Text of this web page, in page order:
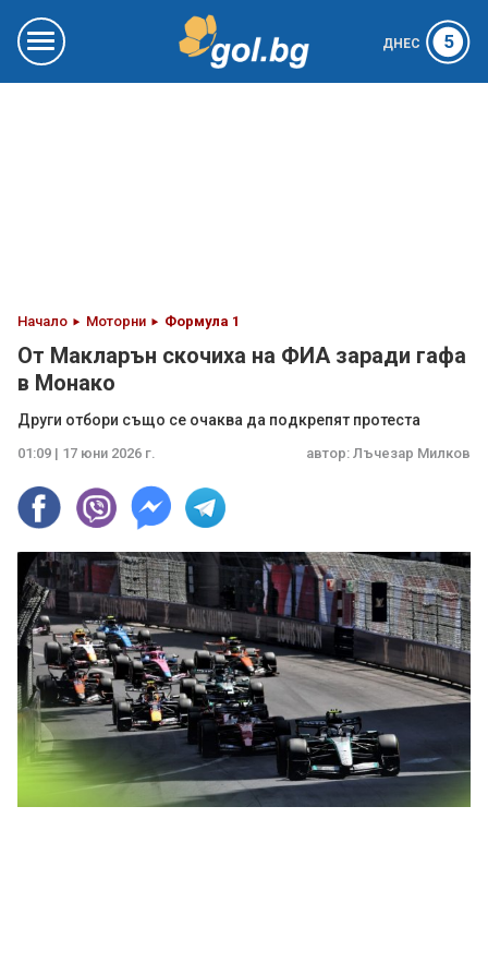
ДНЕС 5
Начало Моторни Формула 1
От Макларън скочиха на ФИА заради гафа
в Монако
Други отбори също се очаква да подкрепят протеста
01:09 | 17 юни 2026 г. автор: Лъчезар Милков